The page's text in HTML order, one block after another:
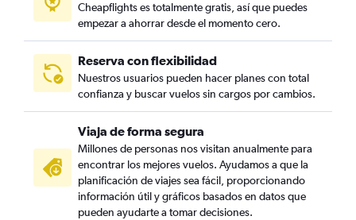
Cheapflights es totalmente gratis, así que puedes
empezar a ahorrar desde el momento cero.
Reserva con flexibilidad
Nuestros usuarios pueden hacer planes con total
confianza y buscar vuelos sin cargos por cambios.
Viaja de forma segura
Millones de personas nos visitan anualmente para
encontrar los mejores vuelos. Ayudamos a que la
planificación de viajes sea fácil, proporcionando
información útil y gráficos basados en datos que
pueden ayudarte a tomar decisiones.